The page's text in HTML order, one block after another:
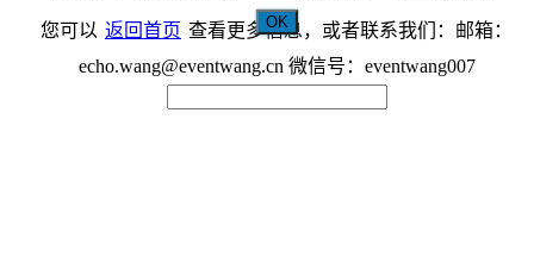
您可以 返回首页 查看更多信息，或者联系我们：邮箱：
echo.wang@eventwang.cn 微信号：eventwang007
OK